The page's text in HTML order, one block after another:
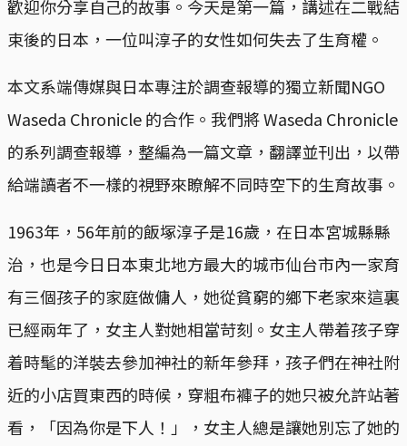
歡迎你分享自己的故事。今天是第一篇，講述在二戰結
束後的日本，一位叫淳子的女性如何失去了生育權。
本文系端傳媒與日本專注於調查報導的獨立新聞NGO
Waseda Chronicle 的合作。我們將 Waseda Chronicle
的系列調查報導，整編為一篇文章，翻譯並刊出，以帶
給端讀者不一樣的視野來瞭解不同時空下的生育故事。
1963年，56年前的飯塚淳子是16歲，在日本宮城縣縣
治，也是今日日本東北地方最大的城市仙台市內一家育
有三個孩子的家庭做傭人，她從貧窮的鄉下老家來這裏
已經兩年了，女主人對她相當苛刻。女主人帶着孩子穿
着時髦的洋裝去參加神社的新年參拜，孩子們在神社附
近的小店買東西的時候，穿粗布褲子的她只被允許站著
看，「因為你是下人！」，女主人總是讓她別忘了她的